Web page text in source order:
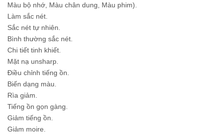
Màu bộ nhớ, Màu chân dung, Màu phim).
Làm sắc nét.
Sắc nét tự nhiên.
Bình thường sắc nét.
Chi tiết tinh khiết.
Mặt nạ unsharp.
Điều chỉnh tiếng ồn.
Biến dạng màu.
Rìa giảm.
Tiếng ồn gọn gàng.
Giảm tiếng ồn.
Giảm moire.